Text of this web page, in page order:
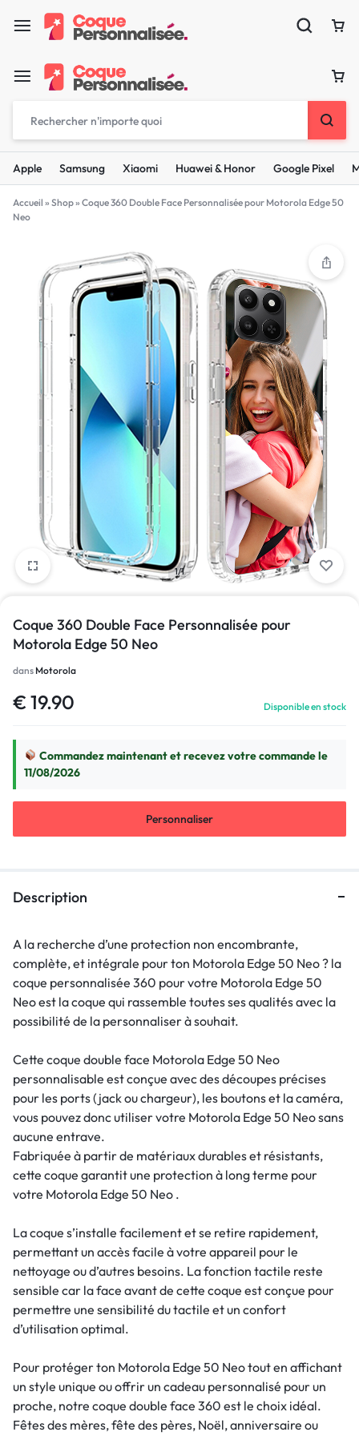
Apple Samsung Xiaomi Huawei & Honor Google Pixel
Accueil » Shop» Coque 360 Double Face Personnalisée pour Motorola Edge 50
Neo
1/1
Coque 360 Double Face Personnalisée pour
Motorola Edge 50 Neo
dans Motorola
€ 19.90 Disponible en stock
Commandez maintenant et recevez votre commande le
11/08/2026
Personnaliser
Description
A la recherche d’une protection non encombrante,
complète, et intégrale pour ton Motorola Edge 50 Neo ? la
coque personnalisée 360 pour votre Motorola Edge 50
Neo est la coque qui rassemble toutes ses qualités avec la
possibilité de la personnaliser à souhait.
Cette coque double face Motorola Edge 50 Neo
personnalisable est conçue avec des découpes précises
pour les ports (jack ou chargeur), les boutons et la caméra,
vous pouvez donc utiliser votre Motorola Edge 50 Neo sans
aucune entrave.
Fabriquée à partir de matériaux durables et résistants,
cette coque garantit une protection à long terme pour
votre Motorola Edge 50 Neo .
La coque s’installe facilement et se retire rapidement,
permettant un accès facile à votre appareil pour le
nettoyage ou d’autres besoins. La fonction tactile reste
sensible car la face avant de cette coque est conçue pour
permettre une sensibilité du tactile et un confort
d’utilisation optimal.
Pour protéger ton Motorola Edge 50 Neo tout en affichant
un style unique ou offrir un cadeau personnalisé pour un
proche, notre coque double face 360 est le choix idéal.
Fêtes des mères, fête des pères, Noël, anniversaire ou